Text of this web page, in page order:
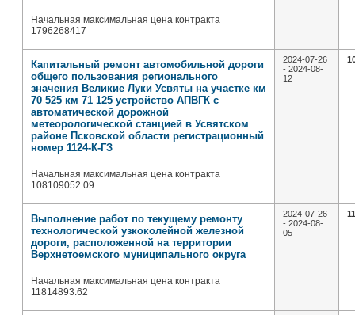
Начальная максимальная цена контракта
1796268417
Капитальный ремонт автомобильной дороги
общего пользования регионального
значения Великие Луки Усвяты на участке км
70 525 км 71 125 устройство АПВГК с
автоматической дорожной
метеорологической станцией в Усвятском
районе Псковской области регистрационный
номер 1124-К-ГЗ
Начальная максимальная цена контракта
108109052.09
2024-07-26
- 2024-08-
12
Выполнение работ по текущему ремонту
технологической узкоколейной железной
дороги, расположенной на территории
Верхнетоемского муниципального округа
Начальная максимальная цена контракта
11814893.62
2024-07-26
- 2024-08-
05